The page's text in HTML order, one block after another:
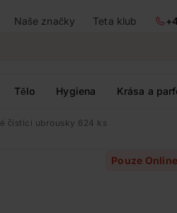
Naše značky Teta klub
Tělo Hygiena Krása a
čisticí ubrousky 624 ks
Pouze Online